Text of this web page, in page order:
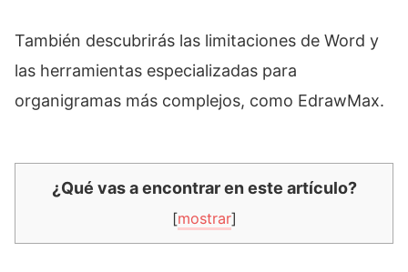
También descubrirás las limitaciones de Word y
las herramientas especializadas para
organigramas más complejos, como EdrawMax.
¿Qué vas a encontrar en este artículo?
[mostrar]